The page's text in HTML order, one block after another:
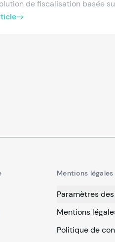
de fiscalisation basée
français. Conçue API-
Mentions légales
Paramètres
Mentions
Politique de